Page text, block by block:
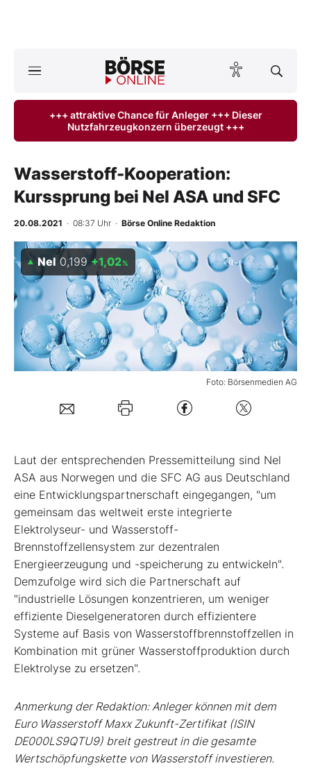
Anlageprodukte
Abo & Shop
Experten
Mein B:O
Mein Konto
+++ attraktive Chance für Anleger +++ Dieser
Nutzfahrzeugkonzern überzeugt +++
Wasserstoff-Kooperation:
Kurssprung bei Nel ASA und SFC
20.08.2021 · 08:37 Uhr · Börse Online Redaktion
Foto: Börsenmedien AG
Nel 0,199 +1,02%
Laut der entsprechenden Pressemitteilung sind Nel
ASA aus Norwegen und die SFC AG aus Deutschland
eine Entwicklungspartnerschaft eingegangen, "um
gemeinsam das weltweit erste integrierte
Elektrolyseur- und Wasserstoff-
Brennstoffzellensystem zur dezentralen
Energieerzeugung und -speicherung zu entwickeln".
Demzufolge wird sich die Partnerschaft auf
"industrielle Lösungen konzentrieren, um weniger
effiziente Dieselgeneratoren durch effizientere
Systeme auf Basis von Wasserstoffbrennstoffzellen in
Kombination mit grüner Wasserstoffproduktion durch
Elektrolyse zu ersetzen".
Anmerkung der Redaktion: Anleger können mit dem
Euro Wasserstoff Maxx Zukunft-Zertifikat (ISIN
DE000LS9QTU9) breit gestreut in die gesamte
Wertschöpfungskette von Wasserstoff investieren.